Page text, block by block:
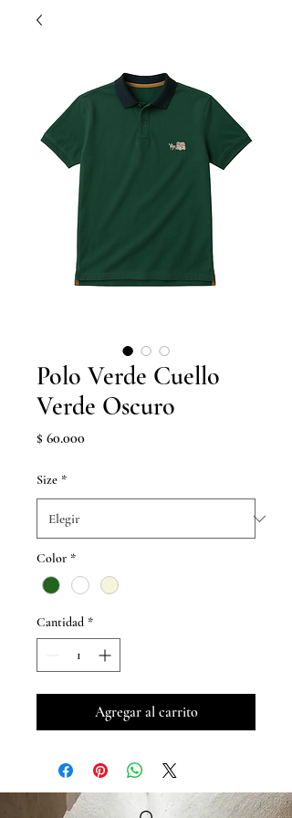
Polo Verde Cuello
Verde Oscuro
$ 60.000Precio
Size *
Color *
Cantidad *
Agregar al carrito